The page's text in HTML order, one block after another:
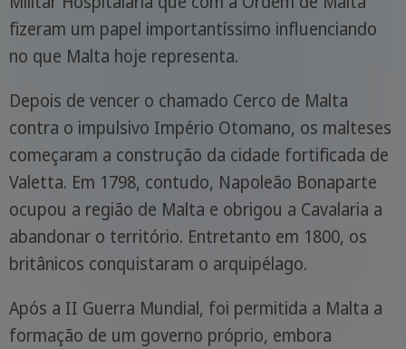
fizeram um papel importantíssimo influenciando
no que Malta hoje representa.
Depois de vencer o chamado Cerco de Malta
contra o impulsivo Império Otomano, os malteses
começaram a construção da cidade fortificada de
Valetta. Em 1798, contudo, Napoleão Bonaparte
ocupou a região de Malta e obrigou a Cavalaria a
abandonar o território. Entretanto em 1800, os
britânicos conquistaram o arquipélago.
Após a II Guerra Mundial, foi permitida a Malta a
formação de um governo próprio, embora